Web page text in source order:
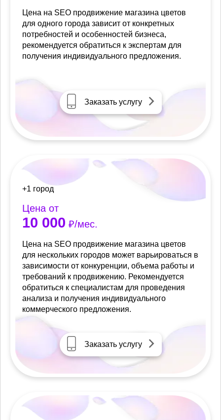
Цена на SEO продвижение магазина цветов
для одного города зависит от конкретных
потребностей и особенностей бизнеса,
рекомендуется обратиться к экспертам для
получения индивидуального предложения.
Заказать услугу
+1 город
Цена от
10 000 ₽/мес.
Цена на SEO продвижение магазина цветов
для нескольких городов может варьироваться в
зависимости от конкуренции, объема работы и
требований к продвижению. Рекомендуется
обратиться к специалистам для проведения
анализа и получения индивидуального
коммерческого предложения.
Заказать услугу